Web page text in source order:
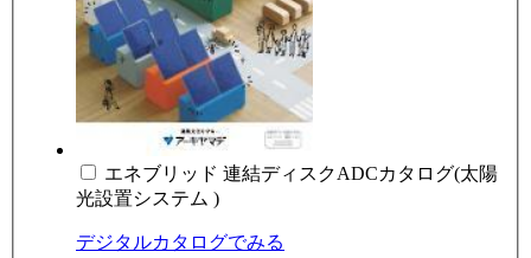
エネブリッド 連結ディスクADCカタログ(太陽
光設置システム )
デジタルカタログでみる